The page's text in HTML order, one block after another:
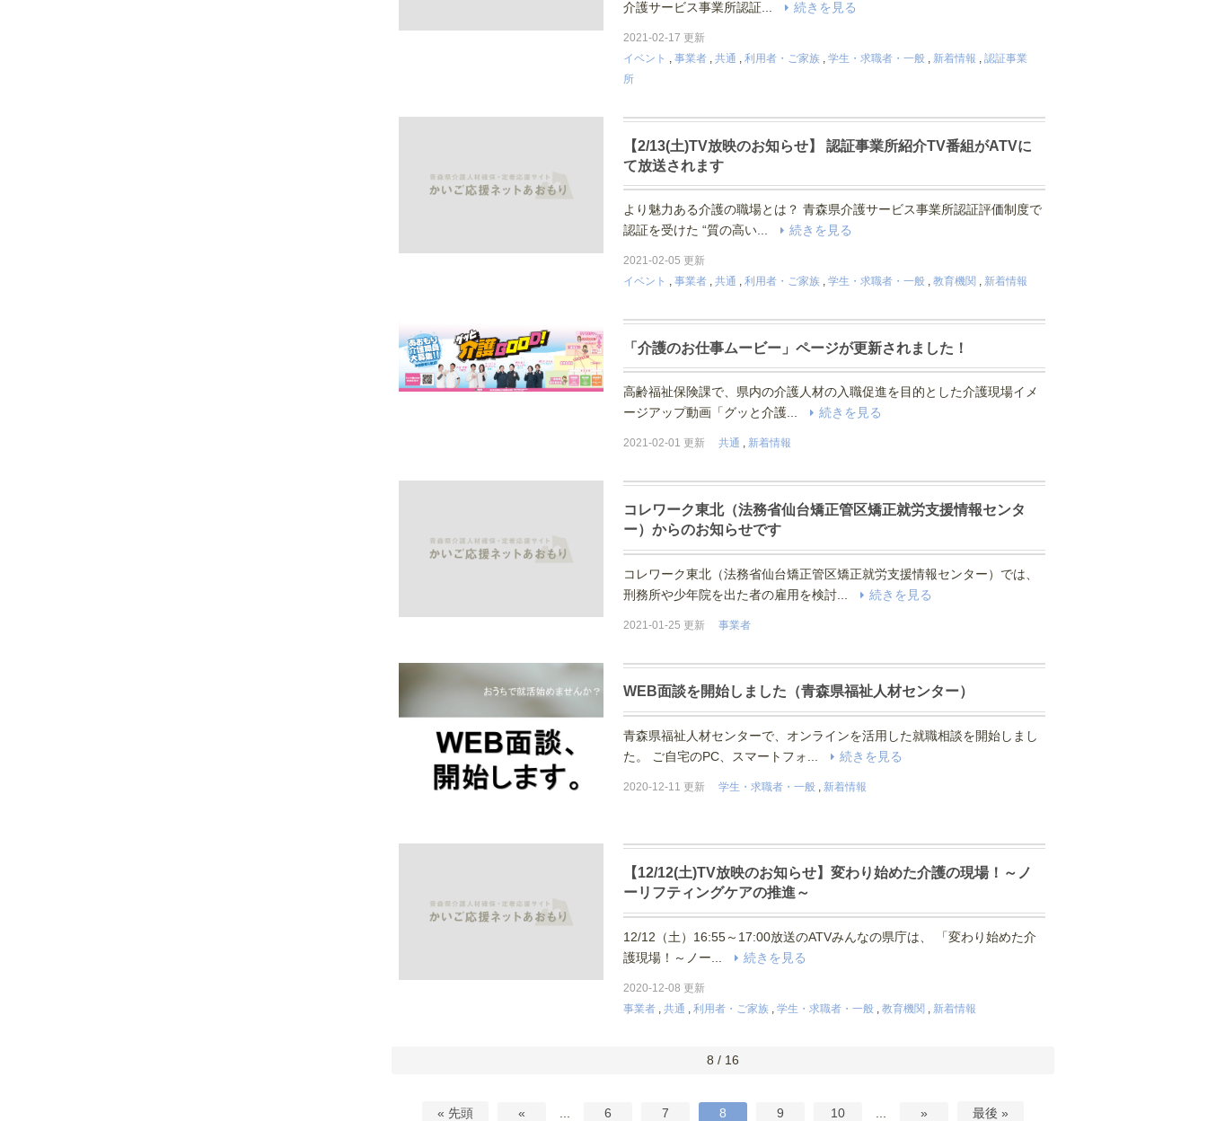
介護サービス事業所認証...
続きを見る
2021-02-17 更新
イベント
事業者, 共通 利用者・ご家族, 学生・求職者・一般, 新着情報
認証事業
所
【2/13(土)TV放映のお知らせ】 認証事業所紹介TV番組がATVに
て放送されます
より魅力ある介護の職場とは？ 青森県介護サービス事業所認証評価制度で
認証を受けた “質の高い...
続きを見る
2021-02-05 更新
イベント
事業者, 共通 利用者・ご家族, 学生・求職者・一般, 教育機関 新着情報
「介護のお仕事ムービー」ページが更新されました！
高齢福祉保険課で、県内の介護人材の入職促進を目的とした介護現場イメ
ージアップ動画「グッと介護...
続きを見る
2021-02-01 更新 共通 , 新着情報
コレワーク東北（法務省仙台矯正管区矯正就労支援情報センタ
ー）からのお知らせです
コレワーク東北（法務省仙台矯正管区矯正就労支援情報センター）では、
刑務所や少年院を出た者の雇用を検討...
続きを見る
2021-01-25 更新 事業者
WEB面談を開始しました（青森県福祉人材センター）
青森県福祉人材センターで、オンラインを活用した就職相談を開始しまし
た。 ご自宅のPC、スマートフォ...
続きを見る
2020-12-11 更新 学生・求職者・一般, 新着情報
【12/12(土)TV放映のお知らせ】変わり始めた介護の現場！～ノ
ーリフティングケアの推進～
12/12（土）16:55～17:00放送のATVみんなの県庁は、 「変わり始めた介
護現場！～ノー...
続きを見る
2020-12-08 更新
事業者, 共通 利用者・ご家族, 学生・求職者・一般, 教育機関 新着情報
8 / 16
« 先頭 « 6 7 8 9 10 » 最後 »